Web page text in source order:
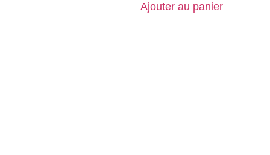
Ajouter au panier